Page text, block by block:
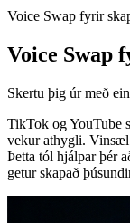
Voice Swap fyrir
Voice Swap
Skertu þig úr með
TikTok og YouTube
vekur athygli.
Þetta tól hjálpar þér
getur skapað